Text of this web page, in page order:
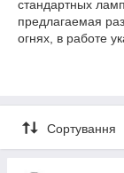
стандартных
предлагаемая
огнях, в работе
автомобильных
для обеспечения
длительного срока.
Сортування